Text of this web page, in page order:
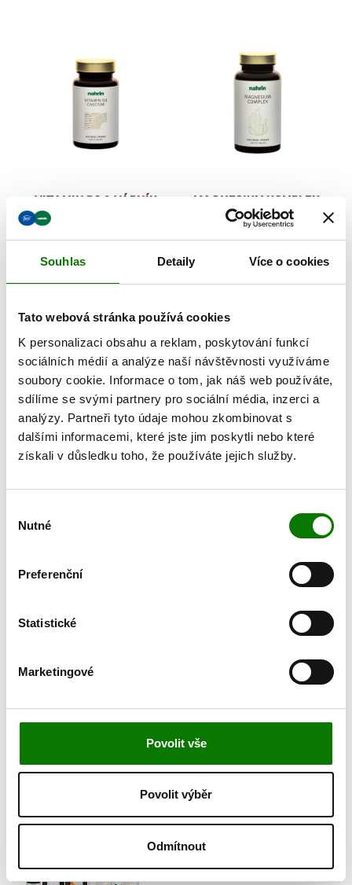
Souhlas Detaily Více o cookies
Tato webová stránka používá cookies
K personalizaci obsahu a reklam, poskytování funkcí
sociálních médií a analýze naší návštěvnosti využíváme
soubory cookie. Informace o tom, jak náš web používáte,
sdílíme se svými partnery pro sociální média, inzerci a
analýzy. Partneři tyto údaje mohou zkombinovat s
dalšími informacemi, které jste jim poskytli nebo které
získali v důsledku toho, že používáte jejich služby.
souhlasu
Nutné
Preferenční
Statistické
Marketingové
Povolit vše
Povolit výběr
Odmítnout
VITAMIN D3 A VÁPNÍK MAGNESIUM KOMPLEX
KYSELINA LISTOVÁ
BASICO TABS
Imunita
V kondici